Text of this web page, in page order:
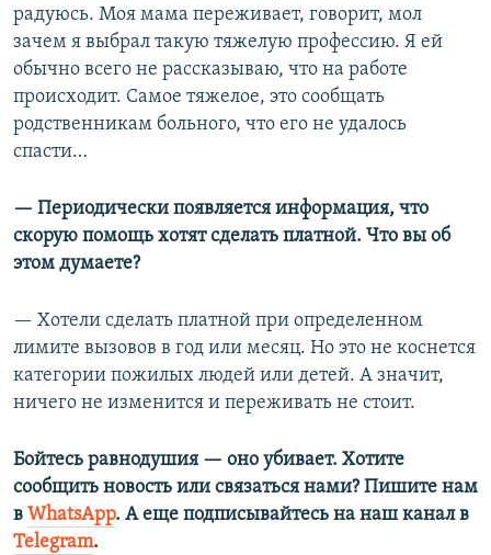
радуюсь. Моя мама переживает, говорит, мол
зачем я выбрал такую тяжелую профессию. Я ей
обычно всего не рассказываю, что на работе
происходит. Самое тяжелое, это сообщать
родственникам больного, что его не удалось
спасти…
— Периодически появляется информация, что
скорую помощь хотят сделать платной. Что вы об
этом думаете?
— Хотели сделать платной при определенном
лимите вызовов в год или месяц. Но это не коснется
категории пожилых людей или детей. А значит,
ничего не изменится и переживать не стоит.
Бойтесь равнодушия — оно убивает. Хотите
сообщить новость или связаться нами? Пишите нам
в WhatsApp. А еще подписывайтесь на наш канал в
Telegram.